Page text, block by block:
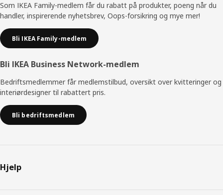
Som IKEA Family-medlem får du rabatt på produkter, poeng når du
handler, inspirerende nyhetsbrev, Oops-forsikring og mye mer!
Bli IKEA Family-medlem
Bli IKEA Business Network-medlem
Bedriftsmedlemmer får medlemstilbud, oversikt over kvitteringer og
interiørdesigner til rabattert pris.
Bli bedriftsmedlem
Hjelp